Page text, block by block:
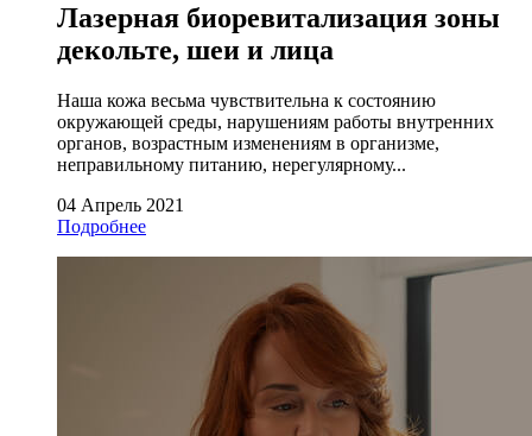
Лазерная биоревитализация зоны
декольте, шеи и лица
Наша кожа весьма чувствительна к состоянию
окружающей среды, нарушениям работы внутренних
органов, возрастным изменениям в организме,
неправильному питанию, нерегулярному...
04 Апрель 2021
Подробнее